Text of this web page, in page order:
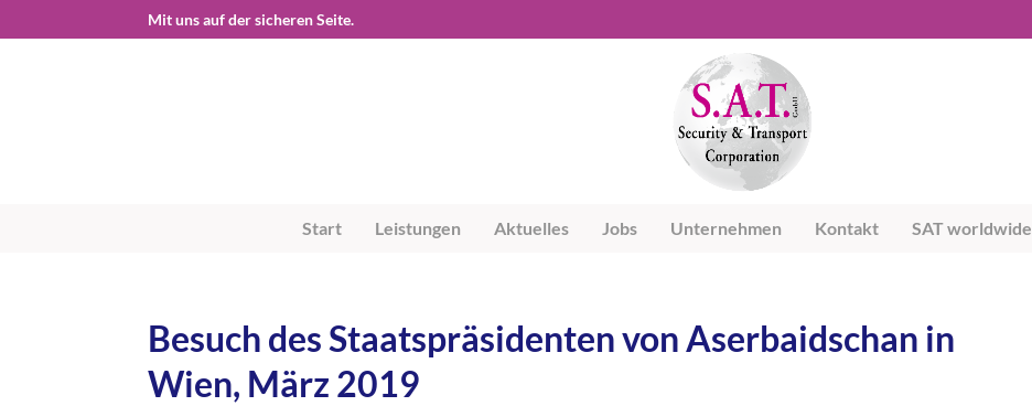
Start Leistungen Aktuelles Jobs Unternehmen Kontakt SAT worldwide
Besuch des Staatspräsidenten von Aserbaidschan in
Wien, März 2019